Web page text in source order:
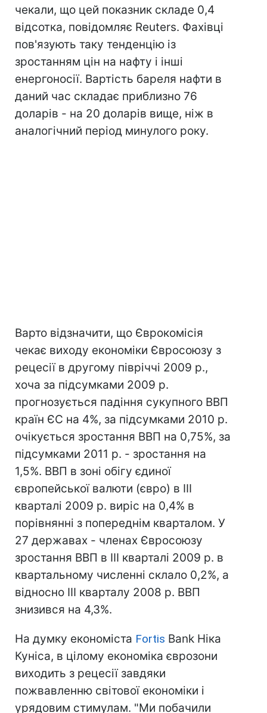
чекали, що цей показник складе 0,4
відсотка, повідомляє Reuters. Фахівці
пов'язують таку тенденцію із
зростанням цін на нафту і інші
енергоносії. Вартість бареля нафти в
даний час складає приблизно 76
доларів - на 20 доларів вище, ніж в
аналогічний період минулого року.
Варто відзначити, що Єврокомісія
чекає виходу економіки Євросоюзу з
рецесії в другому півріччі 2009 р.,
хоча за підсумками 2009 р.
прогнозується падіння сукупного ВВП
країн ЄС на 4%, за підсумками 2010 р.
очікується зростання ВВП на 0,75%, за
підсумками 2011 р. - зростання на
1,5%. ВВП в зоні обігу єдиної
європейської валюти (євро) в III
кварталі 2009 р. виріс на 0,4% в
порівнянні з попереднім кварталом. У
27 державах - членах Євросоюзу
зростання ВВП в III кварталі 2009 р. в
квартальному численні склало 0,2%, а
відносно III кварталу 2008 р. ВВП
знизився на 4,3%.
На думку економіста Fortis Bank Ніка
Куніса, в цілому економіка єврозони
виходить з рецесії завдяки
пожвавленню світової економіки і
урядовим стимулам. "Ми побачили